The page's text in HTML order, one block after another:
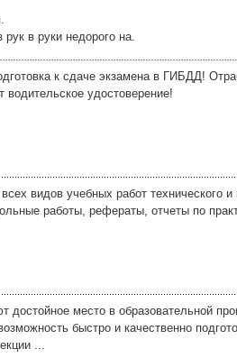
в руки недорого на.
к сдаче экзамена в ГИБДД!
удостоверение!
видов учебных работ технического и
работы, рефераты, отчеты по
достойное место в образовательной
быстро и качественно
...